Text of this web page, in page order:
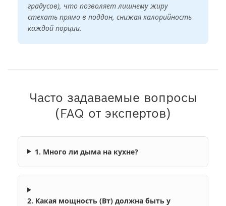
градусов), что позволяет лишнему жиру
стекать прямо в поддон, снижая калорийность
каждой порции.
Часто задаваемые вопросы
(FAQ от экспертов)
1. Много ли дыма на кухне?
2. Какая мощность (Вт) должна быть у